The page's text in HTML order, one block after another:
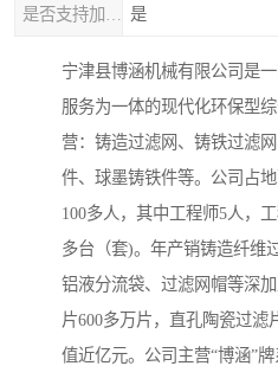
是
宁津县博涵机械有限公司是
服务为一体的现代化环保型
营：铸造过滤网、铸铁过滤
件、球墨铸铁件等。公司占
100多人，其中工程师5人，
多台（套)。年产销铸造纤维
铝液分流袋、过滤网帽等深
片600多万片，直孔陶瓷过滤
值近亿元。公司主营“博涵”